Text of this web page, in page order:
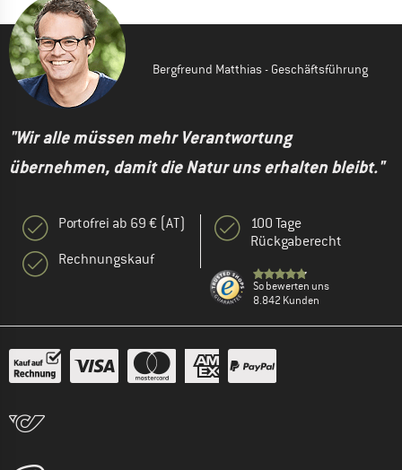
Bergfreund Matthias - Geschäftsführung
"Wir alle müssen mehr Verantwortung
übernehmen, damit die Natur uns erhalten bleibt."
Portofrei ab 69 € (AT)
Rechnungskauf
100 Tage
Rückgaberecht
So bewerten uns
8.842 Kunden